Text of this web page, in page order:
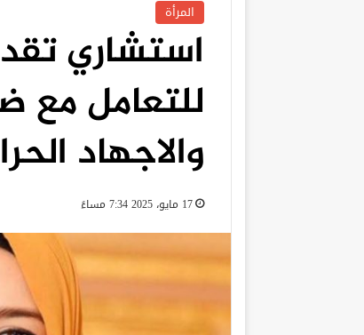
المرأة
للتعامل مع
والاجهاد
17 مايو، 2025 7:34 مساءً